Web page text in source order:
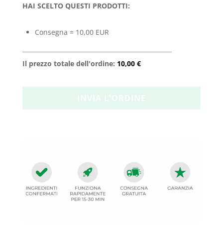
HAI SCELTO QUESTI PRODOTTI:
Consegna = 10,00 EUR
Il prezzo totale dell'ordine: 10,00 €